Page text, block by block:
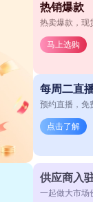
热销爆款
热卖爆款，现
马上选购
每周二直
预约直播，免
点击了解
供应商入
一起做大市场